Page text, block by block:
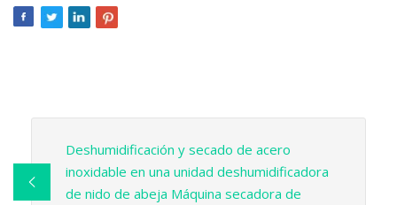
Deshumidificación y secado de acero
inoxidable en una unidad deshumidificadora
de nido de abeja Máquina secadora de